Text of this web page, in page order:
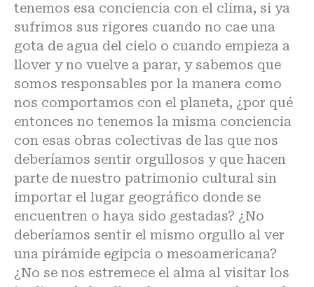
tenemos esa conciencia con el clima, si ya
sufrimos sus rigores cuando no cae una
gota de agua del cielo o cuando empieza a
llover y no vuelve a parar, y sabemos que
somos responsables por la manera como
nos comportamos con el planeta, ¿por qué
entonces no tenemos la misma conciencia
con esas obras colectivas de las que nos
deberíamos sentir orgullosos y que hacen
parte de nuestro patrimonio cultural sin
importar el lugar geográfico donde se
encuentren o haya sido gestadas? ¿No
deberíamos sentir el mismo orgullo al ver
una pirámide egipcia o mesoamericana?
¿No se nos estremece el alma al visitar los